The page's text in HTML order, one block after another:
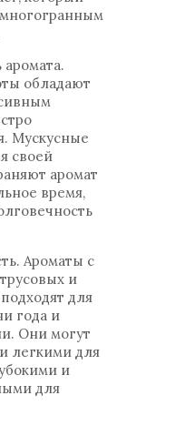
обладают
Мускусные
своей
аромат
время,
Ароматы с
и
для
года и
Они могут
легкими для
и
для